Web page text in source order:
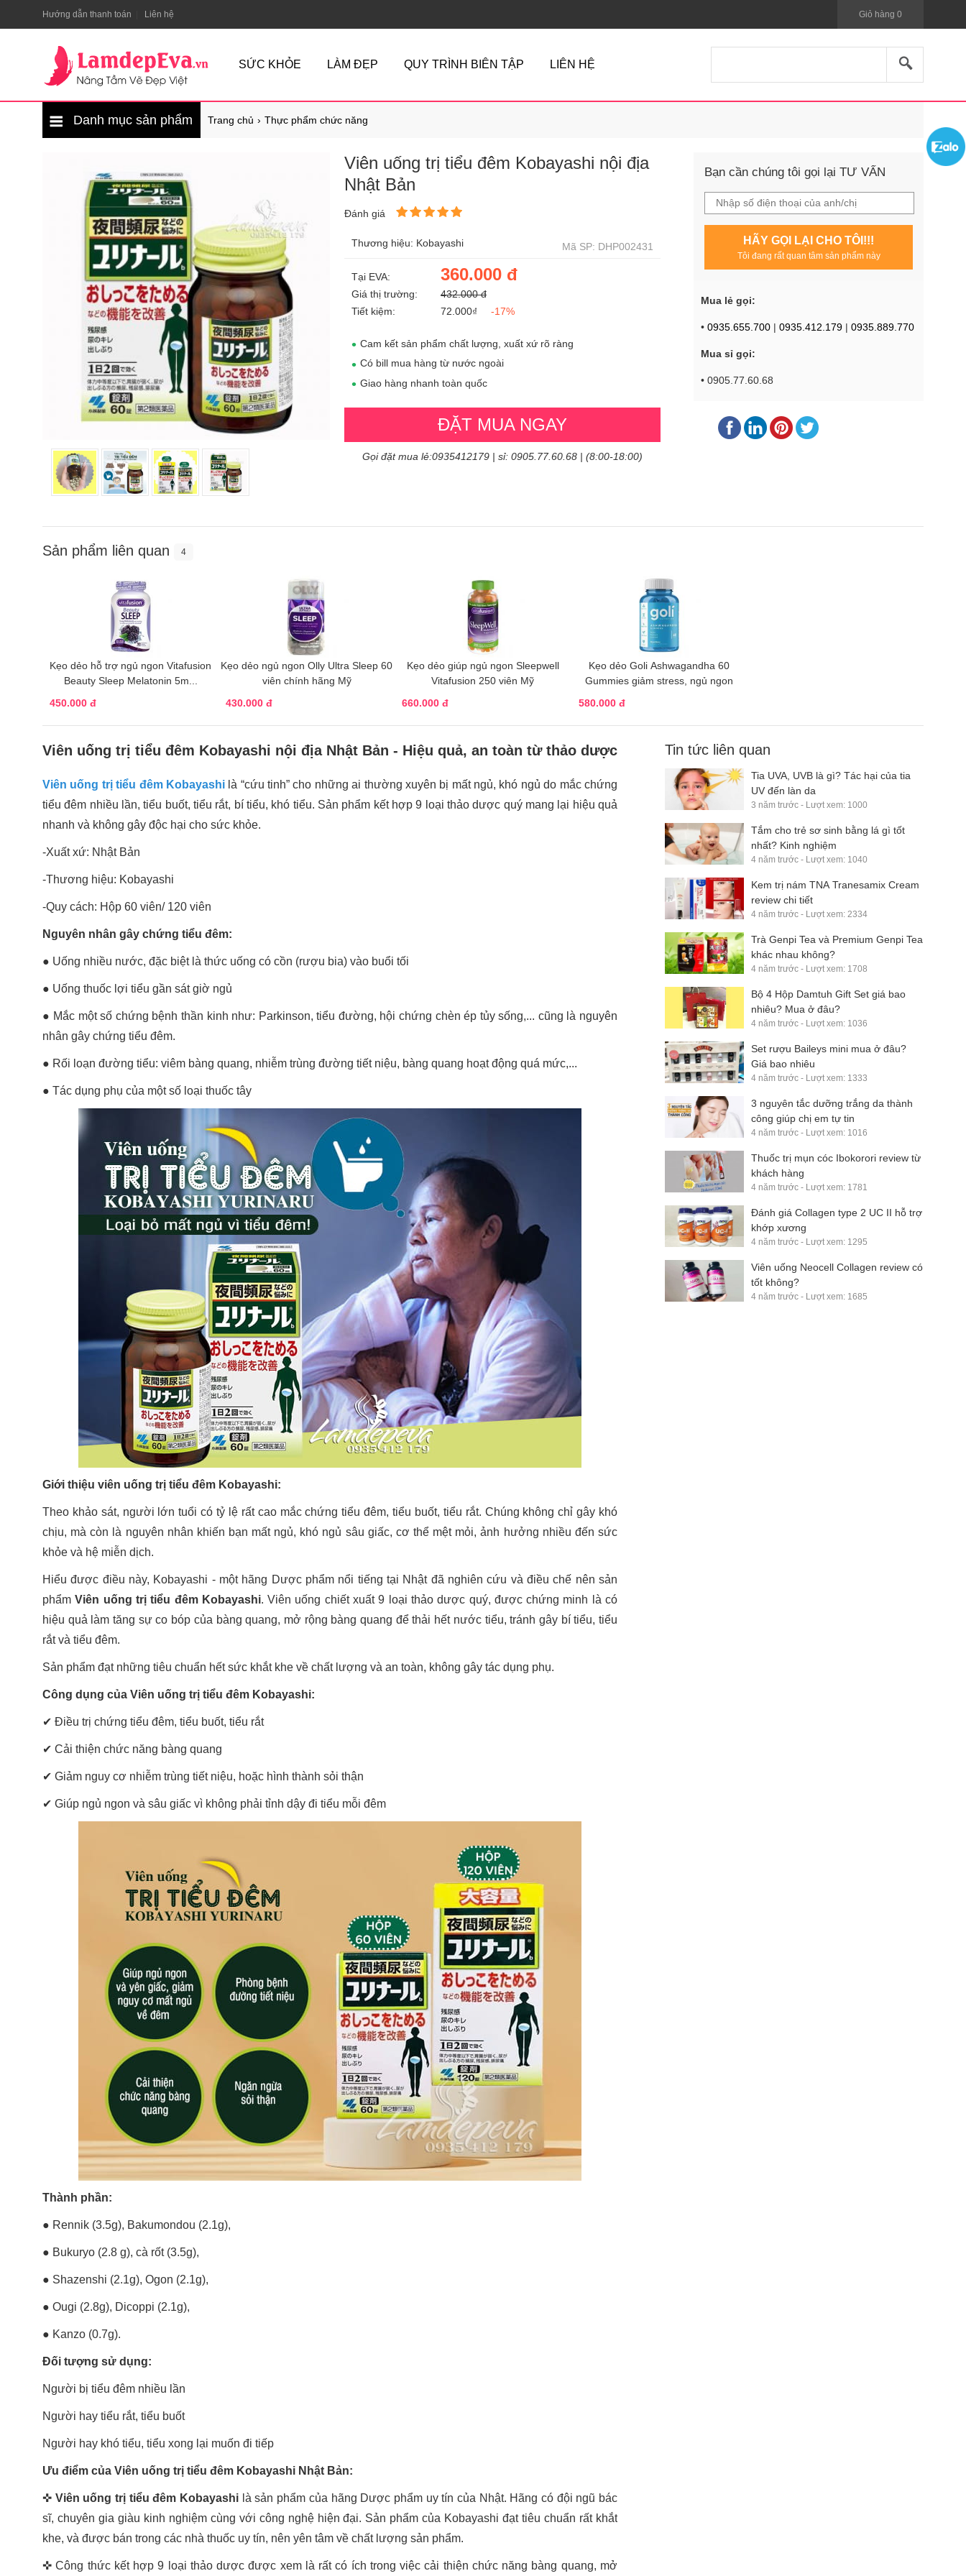
Hướng dẫn thanh toán Liên hệ Giỏ hàng 0
SỨC KHỎE LÀM ĐẸP QUY TRÌNH BIÊN TẬP LIÊN HỆ
Danh mục sản phẩm Trang chủ Thực phẩm chức năng
Viên uống trị tiểu đêm Kobayashi nội địa
Nhật Bản
Đánh giá
Thương hiệu: Kobayashi Mã SP: DHP002431
Tại EVA: 360.000 đ
Giá thị trường:
432.000 đ
Tiết kiệm:
72.000₫ -17%
Cam kết sản phẩm chất lượng, xuất xứ rõ ràng
Có bill mua hàng từ nước ngoài
Giao hàng nhanh toàn quốc
ĐẶT MUA NGAY
Gọi đặt mua lẻ:0935412179 | sỉ: 0905.77.60.68 | (8:00-18:00)
Bạn cần chúng tôi gọi lại TƯ VẤN
HÃY GỌI LẠI CHO TÔI!!!
Tôi đang rất quan tâm sản phẩm này
Mua lẻ gọi:
• 0935.655.700 | 0935.412.179 | 0935.889.770
Mua sỉ gọi:
• 0905.77.60.68
Sản phẩm liên quan 4
Kẹo dẻo hỗ trợ ngủ ngon Vitafusion
Beauty Sleep Melatonin 5m...
450.000 đ
Kẹo dẻo ngủ ngon Olly Ultra Sleep 60
viên chính hãng Mỹ
430.000 đ
Kẹo dẻo giúp ngủ ngon Sleepwell
Vitafusion 250 viên Mỹ
660.000 đ
Kẹo dẻo Goli Ashwagandha 60
Gummies giảm stress, ngủ ngon
580.000 đ
Viên uống trị tiểu đêm Kobayashi nội địa Nhật Bản - Hiệu quả, an toàn từ thảo dược
Viên uống trị tiểu đêm Kobayashilà “cứu tinh” cho những ai thường xuyên bị mất ngủ, khó ngủ do mắc chứng
tiểu đêm nhiều lần, tiểu buốt, tiểu rắt, bí tiểu, khó tiểu. Sản phẩm kết hợp 9 loại thảo dược quý mang lại hiệu quả
nhanh và không gây độc hại cho sức khỏe.
-Xuất xứ: Nhật Bản
-Thương hiệu: Kobayashi
-Quy cách: Hộp 60 viên/ 120 viên
Nguyên nhân gây chứng tiểu đêm:
● Uống nhiều nước, đặc biệt là thức uống có cồn (rượu bia) vào buổi tối
● Uống thuốc lợi tiểu gần sát giờ ngủ
● Mắc một số chứng bệnh thần kinh như: Parkinson, tiểu đường, hội chứng chèn ép tủy sống,... cũng là nguyên
nhân gây chứng tiểu đêm.
● Rối loạn đường tiểu: viêm bàng quang, nhiễm trùng đường tiết niệu, bàng quang hoạt động quá mức,...
● Tác dụng phụ của một số loại thuốc tây
Giới thiệu viên uống trị tiểu đêm Kobayashi:
Theo khảo sát, người lớn tuổi có tỷ lệ rất cao mắc chứng tiểu đêm, tiểu buốt, tiểu rắt. Chúng không chỉ gây khó
chịu, mà còn là nguyên nhân khiến bạn mất ngủ, khó ngủ sâu giấc, cơ thể mệt mỏi, ảnh hưởng nhiều đến sức
khỏe và hệ miễn dịch.
Hiểu được điều này, Kobayashi - một hãng Dược phẩm nổi tiếng tại Nhật đã nghiên cứu và điều chế nên sản
phẩmViên uống trị tiểu đêm Kobayashi. Viên uống chiết xuất 9 loại thảo dược quý, được chứng minh là có
hiệu quả làm tăng sự co bóp của bàng quang, mở rộng bàng quang để thải hết nước tiểu, tránh gây bí tiểu, tiểu
rắt và tiểu đêm.
Sản phẩm đạt những tiêu chuẩn hết sức khắt khe về chất lượng và an toàn, không gây tác dụng phụ.
Công dụng của Viên uống trị tiểu đêm Kobayashi:
✔ Điều trị chứng tiểu đêm, tiểu buốt, tiểu rắt
✔ Cải thiện chức năng bàng quang
✔ Giảm nguy cơ nhiễm trùng tiết niệu, hoặc hình thành sỏi thận
✔ Giúp ngủ ngon và sâu giấc vì không phải tỉnh dậy đi tiểu mỗi đêm
Thành phần:
● Rennik (3.5g), Bakumondou (2.1g),
● Bukuryo (2.8 g), cà rốt (3.5g),
● Shazenshi (2.1g), Ogon (2.1g),
● Ougi (2.8g), Dicoppi (2.1g),
● Kanzo (0.7g).
Đối tượng sử dụng:
Người bị tiểu đêm nhiều lần
Người hay tiểu rắt, tiểu buốt
Người hay khó tiểu, tiểu xong lại muốn đi tiếp
Ưu điểm của Viên uống trị tiểu đêm Kobayashi Nhật Bản:
✜ Viên uống trị tiểu đêm Kobayashi là sản phẩm của hãng Dược phẩm uy tín của Nhật. Hãng có đội ngũ bác
sĩ, chuyên gia giàu kinh nghiệm cùng với công nghệ hiện đại. Sản phẩm của Kobayashi đạt tiêu chuẩn rất khắt
khe, và được bán trong các nhà thuốc uy tín, nên yên tâm về chất lượng sản phẩm.
✜ Công thức kết hợp 9 loại thảo dược được xem là rất có ích trong việc cải thiện chức năng bàng quang, mở
Tin tức liên quan
Tia UVA, UVB là gì? Tác hại của tia
UV đến làn da
3 năm trước - Lượt xem: 1000
Tắm cho trẻ sơ sinh bằng lá gì tốt
nhất? Kinh nghiệm
4 năm trước - Lượt xem: 1040
Kem trị nám TNA Tranesamix Cream
review chi tiết
4 năm trước - Lượt xem: 2334
Trà Genpi Tea và Premium Genpi Tea
khác nhau không?
4 năm trước - Lượt xem: 1708
Bộ 4 Hộp Damtuh Gift Set giá bao
nhiêu? Mua ở đâu?
4 năm trước - Lượt xem: 1036
Set rượu Baileys mini mua ở đâu?
Giá bao nhiêu
4 năm trước - Lượt xem: 1333
3 nguyên tắc dưỡng trắng da thành
công giúp chị em tự tin
4 năm trước - Lượt xem: 1016
Thuốc trị mụn cóc Ibokorori review từ
khách hàng
4 năm trước - Lượt xem: 1781
Đánh giá Collagen type 2 UC II hỗ trợ
khớp xương
4 năm trước - Lượt xem: 1295
Viên uống Neocell Collagen review có
tốt không?
4 năm trước - Lượt xem: 1685